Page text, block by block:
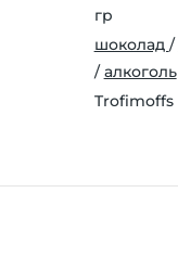
гр
шоколад /
/алкоголь
Trofimoffs